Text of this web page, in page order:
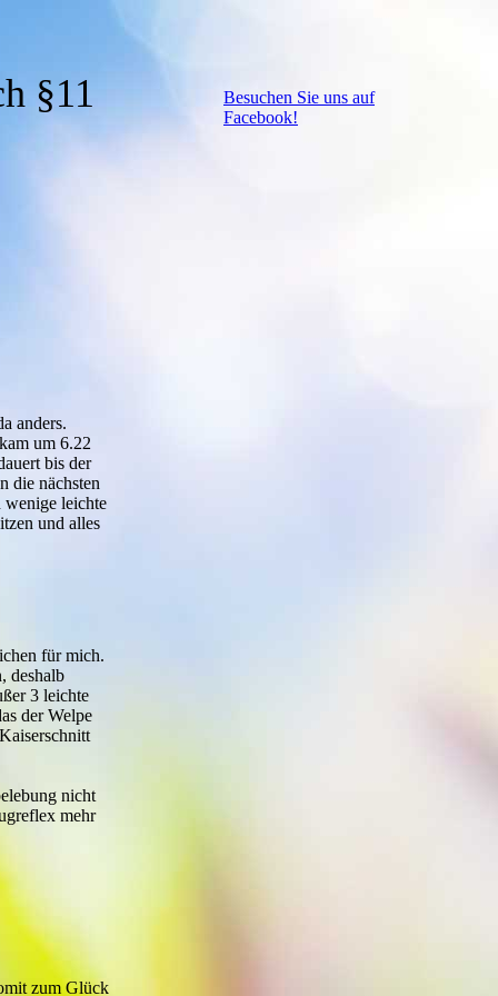
§11
anders.
um 6.22
bis der
die nächsten
wenige leichte
und alles
für mich.
deshalb
3 leichte
der Welpe
nicht
mehr
zum Glück
Besuchen Sie uns auf
Facebook!